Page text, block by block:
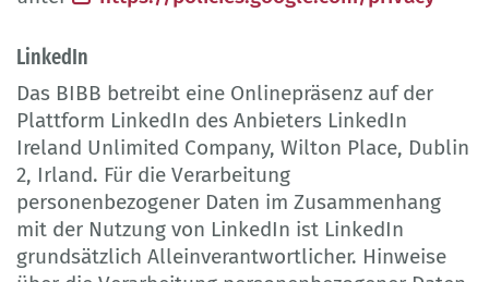
LinkedIn
Das BIBB betreibt eine Onlinepräsenz auf der
Plattform LinkedIn des Anbieters LinkedIn
Ireland Unlimited Company, Wilton Place, Dublin
2, Irland. Für die Verarbeitung
personenbezogener Daten im Zusammenhang
mit der Nutzung von LinkedIn ist LinkedIn
grundsätzlich Alleinverantwortlicher. Hinweise